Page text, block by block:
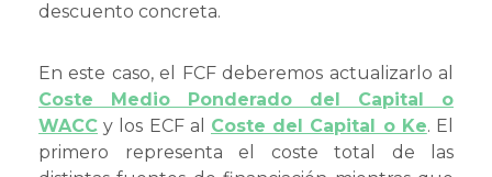
descuento concreta.
En este caso, el FCF deberemos actualizarlo al
Coste Medio Ponderado del Capital o
WACC y los ECF al Coste del Capital o Ke. El
primero representa el coste total de las